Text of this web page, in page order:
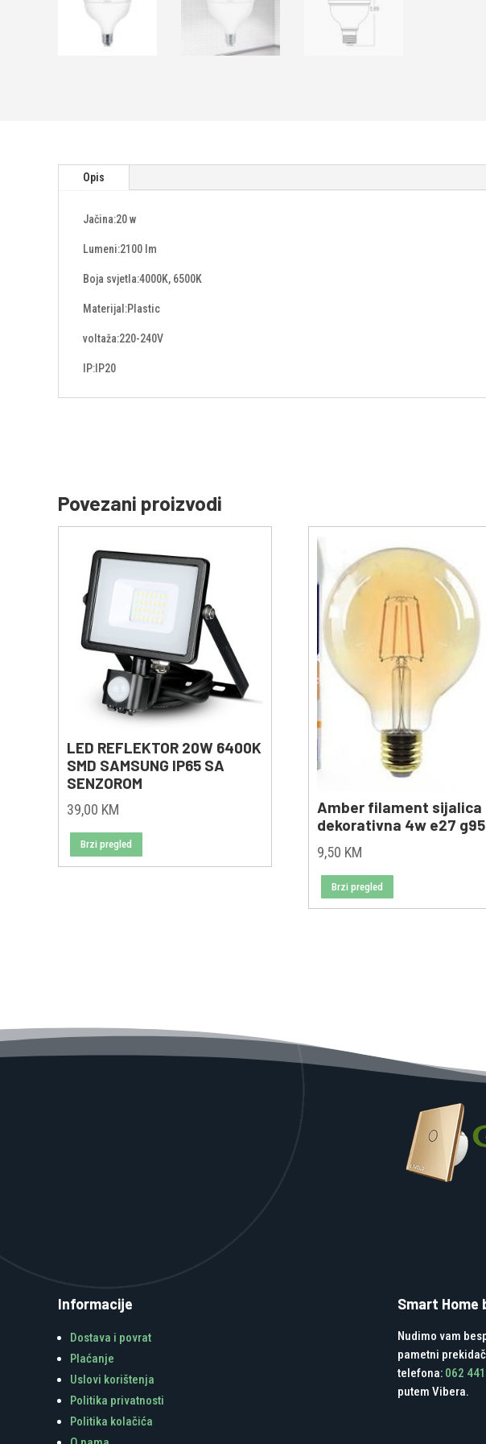
Opis
Jačina:20 w
Lumeni:2100 lm
Boja svjetla:4000K, 6500K
Materijal:Plastic
voltaža:220-240V
IP:IP20
Povezani proizvodi
LED REFLEKTOR 20W 6400K
SMD SAMSUNG IP65 SA
SENZOROM
39,00 KM
Brzi pregled
Amber filament sijalica
dekorativna 4w e27 g95
9,50 KM
Brzi pregled
Informacije
Dostava i povrat
Plaćanje
Uslovi korištenja
Politika privatnosti
Politika kolačića
Smart
Nudimo vam
pametni
telefona: 062
putem Vibera.